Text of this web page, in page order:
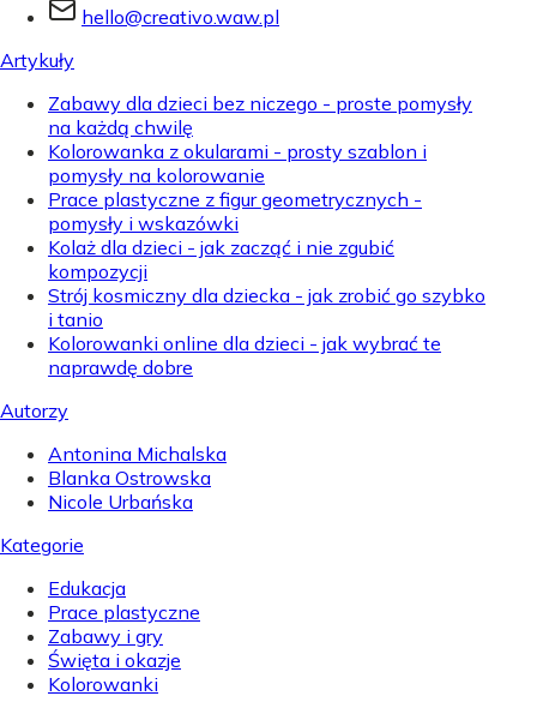
hello@creativo.waw.pl
Artykuły
Zabawy dla dzieci bez niczego - proste pomysły
na każdą chwilę
Kolorowanka z okularami - prosty szablon i
pomysły na kolorowanie
Prace plastyczne z figur geometrycznych -
pomysły i wskazówki
Kolaż dla dzieci - jak zacząć i nie zgubić
kompozycji
Strój kosmiczny dla dziecka - jak zrobić go szybko
i tanio
Kolorowanki online dla dzieci - jak wybrać te
naprawdę dobre
Autorzy
Antonina Michalska
Blanka Ostrowska
Nicole Urbańska
Kategorie
Edukacja
Prace plastyczne
Zabawy i gry
Święta i okazje
Kolorowanki